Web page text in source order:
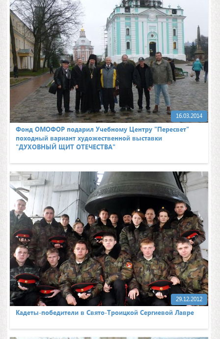
16.03.2014
Фонд ОМОФОР подарил Учебному Центру "Пересвет"
походный вариант художественной выставки
"ДУХОВНЫЙ ЩИТ ОТЕЧЕСТВА"
29.12.2012
Кадеты-победители в Свято-Троицкой Сергиевой Лавре